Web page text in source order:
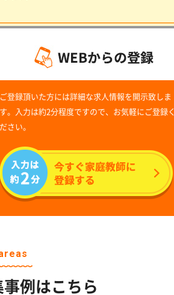
ご登録頂いた方には詳細な求人情報を開示致しま
す。入力は約2分程度ですので、お気軽にご登録く
ださい。
事例はこちら